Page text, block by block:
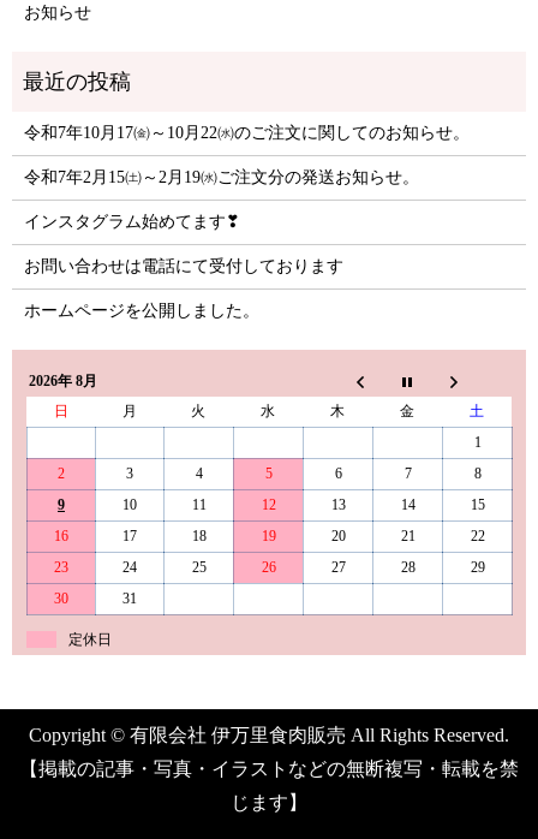
お知らせ
令和7年10月17㈮～10月22㈬のご注文に関してのお知らせ。
令和7年2月15㈯～2月19㈬ご注文分の発送お知らせ。
インスタグラム始めてます❣
お問い合わせは電話にて受付しております
ホームページを公開しました。
2026年 8月
日
月 火 水 木 金
土
1
2
3 4 5 6 7
8
9
10 11 12 13 14
15
16
17 18 19 20 21
22
23
24 25 26 27 28
29
30
31
定休日
Copyright © 有限会社 伊万里食肉販売 All Rights Reserved.
【掲載の記事・写真・イラストなどの無断複写・転載を禁
じます】